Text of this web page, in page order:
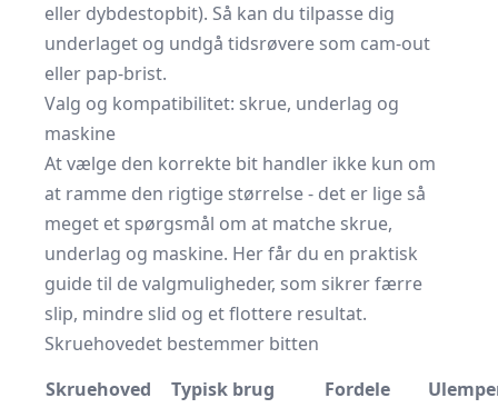
eller dybdestopbit). Så kan du tilpasse dig
underlaget og undgå tidsrøvere som cam-out
eller pap-brist.
Valg og kompatibilitet: skrue, underlag og
maskine
At vælge den korrekte bit handler ikke kun om
at ramme den rigtige størrelse - det er lige så
meget et spørgsmål om at matche skrue,
underlag og maskine. Her får du en praktisk
guide til de valgmuligheder, som sikrer færre
slip, mindre slid og et flottere resultat.
Skruehovedet bestemmer bitten
Skruehoved
Typisk brug Fordele